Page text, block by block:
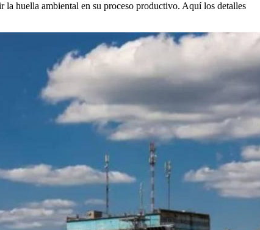
la huella ambiental en su proceso productivo. Aquí los detalles